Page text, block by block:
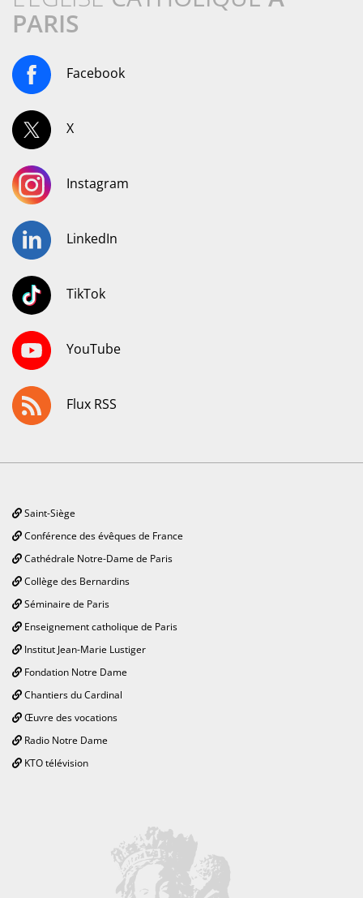
PARIS
Facebook
X
Instagram
LinkedIn
TikTok
YouTube
Flux RSS
Saint-Siège
Conférence des évêques de France
Cathédrale Notre-Dame de Paris
Collège des Bernardins
Séminaire de Paris
Enseignement catholique de Paris
Institut Jean-Marie Lustiger
Fondation Notre Dame
Chantiers du Cardinal
Œuvre des vocations
Radio Notre Dame
KTO télévision